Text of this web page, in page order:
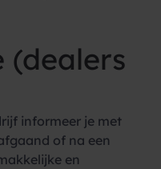
(dealers
informeer je met
of na een
en